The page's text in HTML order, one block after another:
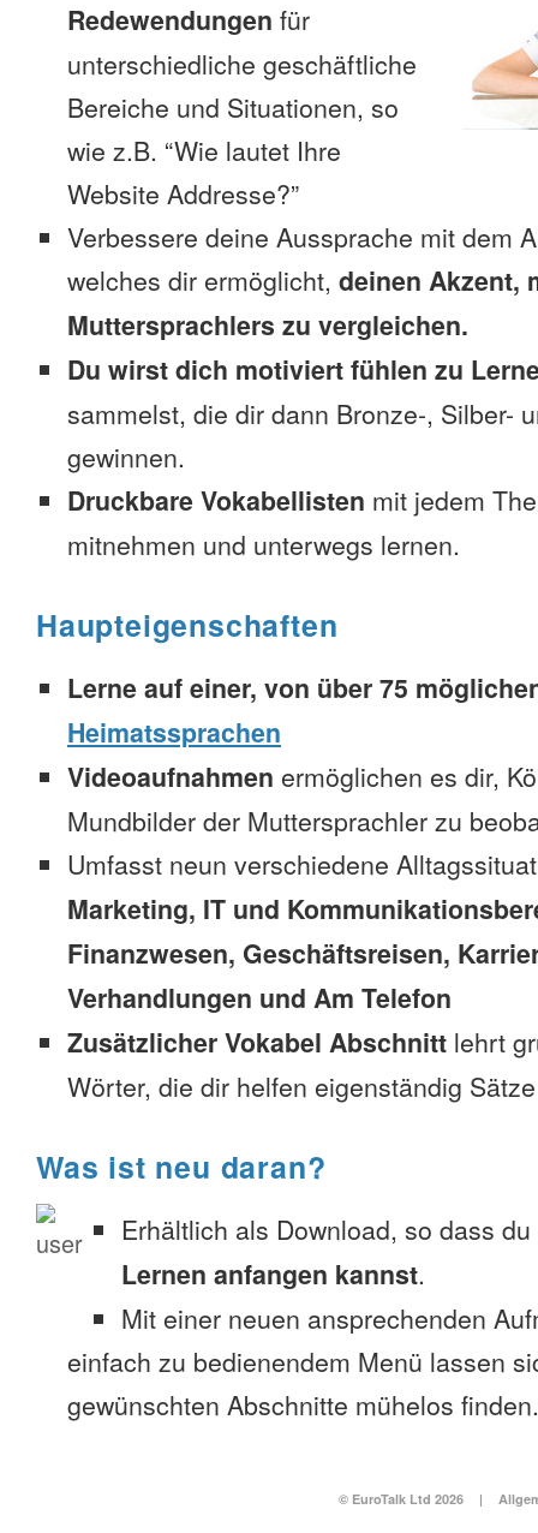
Redewendungen für
unterschiedliche geschäftliche
Bereiche und Situationen, so
wie z.B. “Wie lautet Ihre
Website Addresse?”
Verbessere deine Aussprache mit dem
welches dir ermöglicht, deinen Akzent,
Muttersprachlers zu vergleichen.
Du wirst dich motiviert fühlen zu
sammelst, die dir dann Bronze-, Silber-
gewinnen.
Druckbare Vokabellisten mit jedem
mitnehmen und unterwegs lernen.
Haupteigenschaften
Lerne auf einer, von über 75
Heimatssprachen
Videoaufnahmen ermöglichen es dir,
Mundbilder der Muttersprachler zu
Umfasst neun verschiedene
Marketing, IT und
Finanzwesen, Geschäftsreisen,
Verhandlungen und Am Telefon
Zusätzlicher Vokabel Abschnitt lehrt
Wörter, die dir helfen eigenständig
Was ist neu daran?
Erhältlich als Download, so dass du
Lernen anfangen kannst.
Mit einer neuen ansprechenden
einfach zu bedienendem Menü lassen
gewünschten Abschnitte mühelos finden.
© EuroTalk Ltd 2026 |